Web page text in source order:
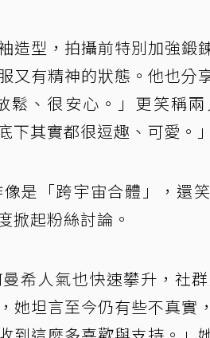
造型，拍攝前特別加強鍛
又有精神的狀態。他也分
鬆、很安心。」更笑稱
其實都很逗趣、可愛。」
是「跨宇宙合體」，還
掀起粉絲討論。
希人氣也快速攀升，社
她坦言至今仍有些不真實